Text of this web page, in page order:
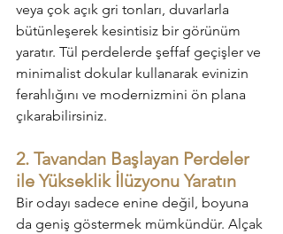
veya çok açık gri tonları, duvarlarla
bütünleşerek kesintisiz bir görünüm
yaratır. Tül perdelerde şeffaf geçişler ve
minimalist dokular kullanarak evinizin
ferahlığını ve modernizmini ön plana
çıkarabilirsiniz.
2. Tavandan Başlayan Perdeler
ile Yükseklik İlüzyonu Yaratın
Bir odayı sadece enine değil, boyuna
da geniş göstermek mümkündür. Alçak